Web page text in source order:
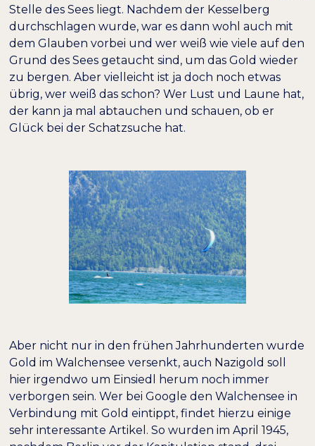
Stelle des Sees liegt. Nachdem der Kesselberg
durchschlagen wurde, war es dann wohl auch mit
dem Glauben vorbei und wer weiß wie viele auf den
Grund des Sees getaucht sind, um das Gold wieder
zu bergen. Aber vielleicht ist ja doch noch etwas
übrig, wer weiß das schon? Wer Lust und Laune hat,
der kann ja mal abtauchen und schauen, ob er
Glück bei der Schatzsuche hat.
Aber nicht nur in den frühen Jahrhunderten wurde
Gold im Walchensee versenkt, auch Nazigold soll
hier irgendwo um Einsiedl herum noch immer
verborgen sein. Wer bei Google den Walchensee in
Verbindung mit Gold eintippt, findet hierzu einige
sehr interessante Artikel. So wurden im April 1945,